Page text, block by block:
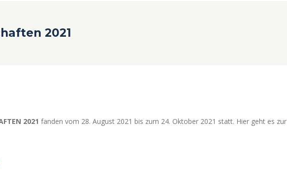
2021
2021 fanden vom 28. August 2021 bis zum 24. Oktober 2021 statt. Hier geht es zur